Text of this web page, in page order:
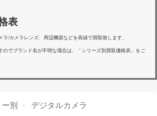
表
/カメラレンズ、周辺機器などを高値で買取致します。
でブランド名が不明な場合は、「シリーズ別買取価格表」をご
別 デジタルカメラ